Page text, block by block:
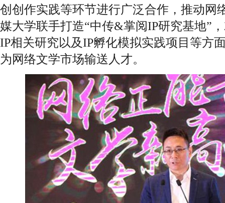
创创作实践等环节进行广泛合作，推动网
媒大学联手打造“中传&掌阅IP研究基地”
IP相关研究以及IP孵化模拟实践项目等方
为网络文学市场输送人才。